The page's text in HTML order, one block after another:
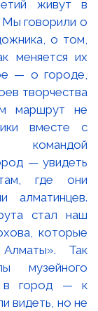
живут в
говорили о
о том,
меняется их
— о городе,
творчества
маршрут не
вместе с
командой
— увидеть
где они
алматинцев.
стал наш
которые
Так
музейного
в город — к
видеть, но не